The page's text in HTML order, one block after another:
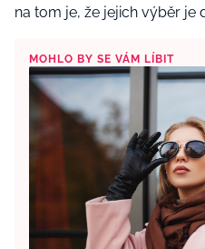
na tom je, že jejich výběr je
MOHLO BY SE VÁM LÍBIT